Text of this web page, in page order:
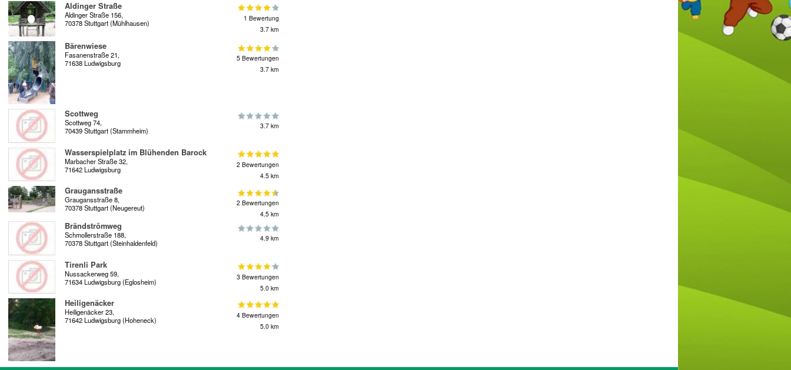
Aldinger Straße
Aldinger Straße 156,
70378 Stuttgart (Mühlhausen)
1 Bewertung
3.7 km
Bärenwiese
Fasanenstraße 21,
71638 Ludwigsburg
5 Bewertungen
3.7 km
Scottweg
Scottweg 74,
70439 Stuttgart (Stammheim)
3.7 km
Wasserspielplatz im Blühenden Barock
Marbacher Straße 32,
71642 Ludwigsburg
2 Bewertungen
4.5 km
Graugansstraße
Graugansstraße 8,
70378 Stuttgart (Neugereut)
2 Bewertungen
4.5 km
Brändströmweg
Schmollerstraße 188,
70378 Stuttgart (Steinhaldenfeld)
4.9 km
Tirenli Park
Nussackerweg 59,
71634 Ludwigsburg (Eglosheim)
3 Bewertungen
5.0 km
Heiligenäcker
Heiligenäcker 23,
71642 Ludwigsburg (Hoheneck)
4 Bewertungen
5.0 km